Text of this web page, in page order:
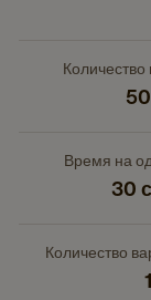
Время на
30
Количество